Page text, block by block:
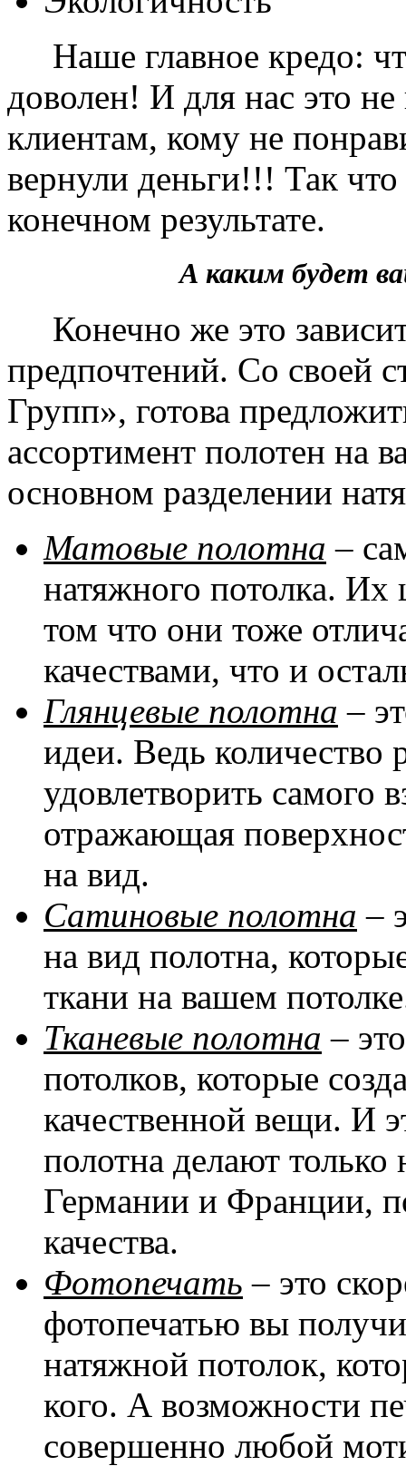
Наше главное кредо:
доволен! И для нас это
клиентам, кому не
вернули деньги!!! Так
конечном результате.
А каким будет
Конечно же это
предпочтений. Со своей
Групп», готова
ассортимент полотен на
основном разделении
Матовые полотна –
натяжного потолка. Их
том что они тоже
качествами, что и
Глянцевые полотна –
идеи. Ведь количество
удовлетворить самого
отражающая
на вид.
Сатиновые полотна –
на вид полотна,
ткани на вашем
Тканевые полотна –
потолков, которые
качественной вещи. И
полотна делают
Германии и Франции,
качества.
Фотопечать – это
фотопечатью вы
натяжной потолок,
кого. А возможности
совершенно любой